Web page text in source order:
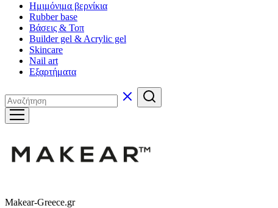
Ημιμόνιμα βερνίκια
Rubber base
Βάσεις & Τοπ
Builder gel & Acrylic gel
Skincare
Nail art
Εξαρτήματα
Makear-Greece.gr